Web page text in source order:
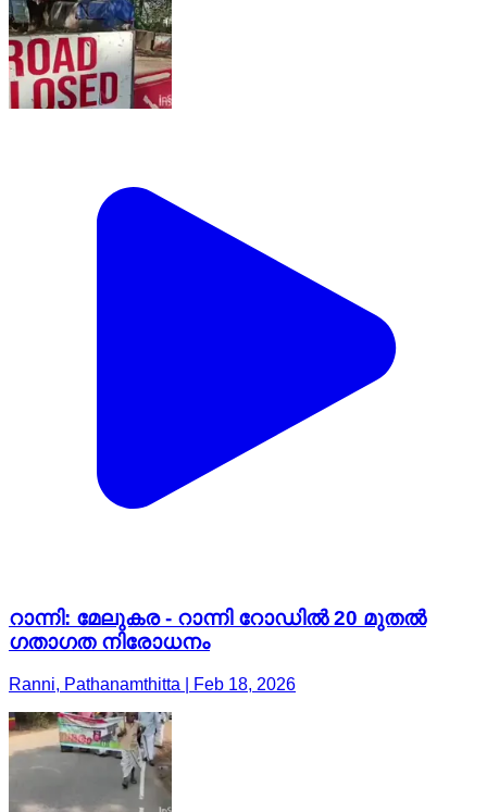
റാന്നി: മേലുകര - റാന്നി റോഡിൽ 20 മുതൽ
ഗതാഗത നിരോധനം
Ranni, Pathanamthitta | Feb 18, 2026